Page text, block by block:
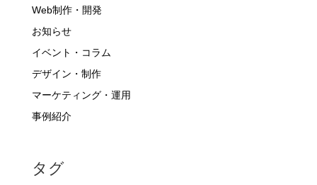
Web制作・開発
お知らせ
イベント・コラム
デザイン・制作
マーケティング・運用
事例紹介
タグ